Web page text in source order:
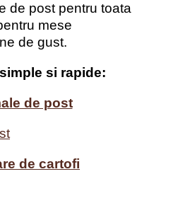
de post pentru toata
mese
de gust.
si rapide:
de post
de cartofi